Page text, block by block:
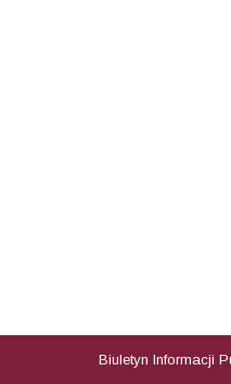
Biuletyn Informacji